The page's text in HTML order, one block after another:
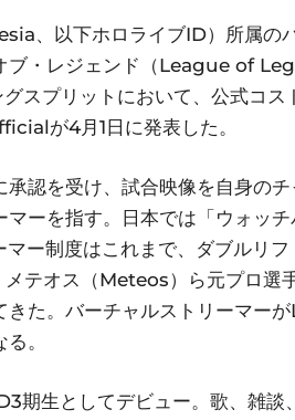
、以下ホロライブID）所属の
ブ・レジェンド（League of
スプリットにおいて、公式コス
が4月1日に発表した。
認を受け、試合映像を自身の
ーを指す。日本では「ウォッチ
ー制度はこれまで、ダブルリフ
テオス（Meteos）ら元プロ選
た。バーチャルストリーマー
。
期生としてデビュー。歌、雑談